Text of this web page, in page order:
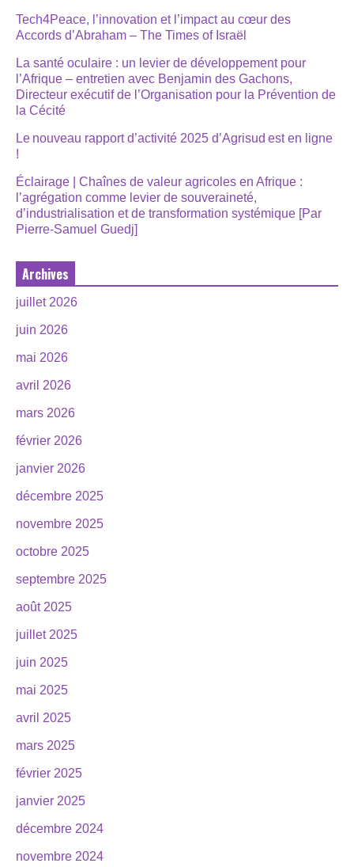
Tech4Peace, l’innovation et l’impact au cœur des
Accords d’Abraham – The Times of Israël
La santé oculaire : un levier de développement pour
l’Afrique – entretien avec Benjamin des Gachons,
Directeur exécutif de l’Organisation pour la Prévention de
la Cécité
Le nouveau rapport d’activité 2025 d’Agrisud est en ligne
!
Éclairage | Chaînes de valeur agricoles en Afrique :
l’agrégation comme levier de souveraineté,
d’industrialisation et de transformation systémique [Par
Pierre-Samuel Guedj]
Archives
juillet 2026
juin 2026
mai 2026
avril 2026
mars 2026
février 2026
janvier 2026
décembre 2025
novembre 2025
octobre 2025
septembre 2025
août 2025
juillet 2025
juin 2025
mai 2025
avril 2025
mars 2025
février 2025
janvier 2025
décembre 2024
novembre 2024